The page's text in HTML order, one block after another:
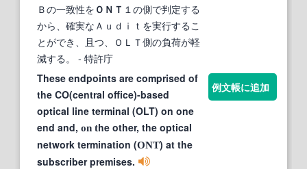
Ｂの一致性を ＯＮＴ １の側で判定する
から、確実なＡｕｄｉｔを実行するこ
とができ、且つ、ＯＬＴ側の負荷が軽
減する。
- 特許庁
These endpoints are comprised of
the CO(central office)-based
optical line terminal (OLT) on one
end and, on the other, the optical
network termination (ONT) at the
subscriber premises.
例文帳に追加